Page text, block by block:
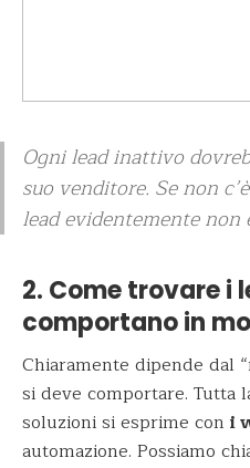
Ogni lead inattivo
suo venditore. Se non
lead evidentemente non
2. Come trovare i
comportano in
Chiaramente dipende dal
si deve comportare. Tutta
soluzioni si esprime con i
automazione. Possiamo